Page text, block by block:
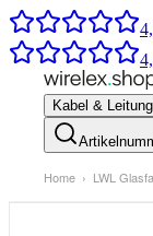
Kabel &
Home › LWL